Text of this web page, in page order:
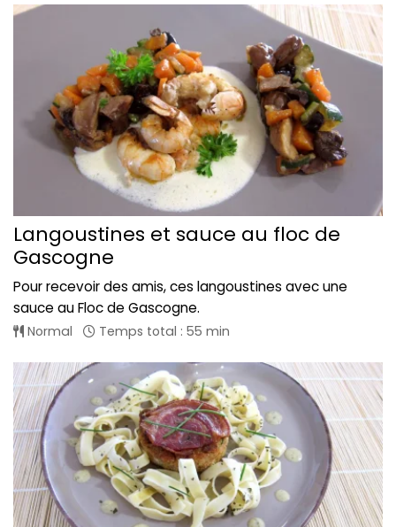
Langoustines et sauce au floc de
Gascogne
Pour recevoir des amis, ces langoustines avec une
sauce au Floc de Gascogne.
Normal Temps total : 55 min